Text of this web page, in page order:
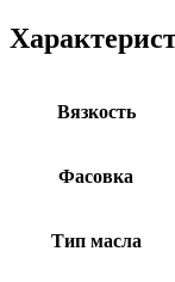
Вязкость
Фасовка
Тип масла